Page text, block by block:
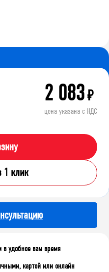
2 083₽
цена указана с НДС
1 клик
в удобное вам время
картой или онлайн